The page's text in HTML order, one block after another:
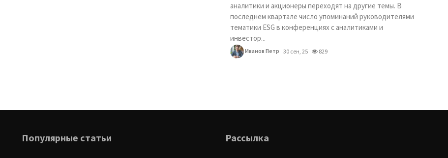
аналитики и акционеры переходят на другие темы. В
последнем квартале число упоминаний руководителями
тематики ESG в конференциях с аналитиками и
инвестор...
Иванов Петр 30 сен, 25 829
Популярные статьи Рассылка